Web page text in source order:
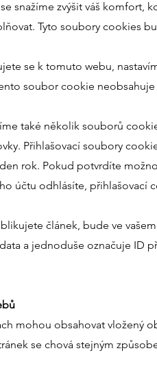
snažíme zvýšit váš komfort,
Tyto soubory cookies
se k tomuto webu,
soubor cookie
také několik souborů
Přihlašovací soubory
rok. Pokud potvrdíte
účtu odhlásíte, přihlašovací
článek, bude ve
a jednoduše označuje ID
mohou obsahovat vložený
se chová stejným